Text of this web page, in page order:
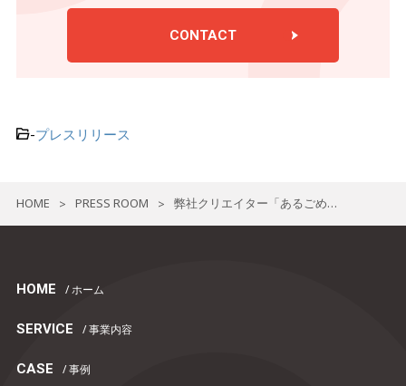
CONTACT
-プレスリリース
HOME > PRESS ROOM > 弊社クリエイター「あるごめとりい」チャンネル登録者数50万人突破
HOME / ホーム
SERVICE / 事業内容
CASE / 事例